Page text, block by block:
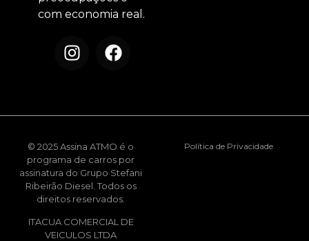
com economia real.
© 2025 Assina ATMO é o
programa de carros por
assinatura do Grupo Stefani
Ribeirão Diesel. Todos os
direitos reservados.
ITACUA COMERCIAL DE
VEICULOS LTDA
Política de Privacidade